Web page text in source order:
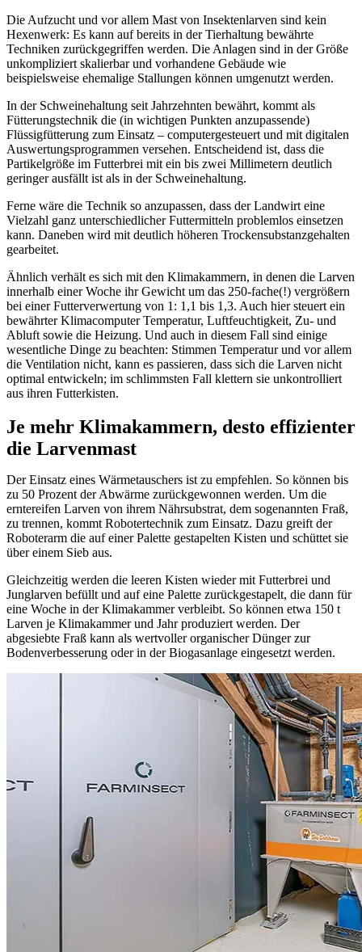
Die Aufzucht und vor allem Mast von Insektenlarven sind kein
Hexenwerk: Es kann auf bereits in der Tierhaltung bewährte
Techniken zurückgegriffen werden. Die Anlagen sind in der Größe
unkompliziert skalierbar und vorhandene Gebäude wie
beispielsweise ehemalige Stallungen können umgenutzt werden.
In der Schweinehaltung seit Jahrzehnten bewährt, kommt als
Fütterungstechnik die (in wichtigen Punkten anzupassende)
Flüssigfütterung zum Einsatz – computergesteuert und mit digitalen
Auswertungsprogrammen versehen. Entscheidend ist, dass die
Partikelgröße im Futterbrei mit ein bis zwei Millimetern deutlich
geringer ausfällt ist als in der Schweinehaltung.
Ferne wäre die Technik so anzupassen, dass der Landwirt eine
Vielzahl ganz unterschiedlicher Futtermitteln problemlos einsetzen
kann. Daneben wird mit deutlich höheren Trockensubstanzgehalten
gearbeitet.
Ähnlich verhält es sich mit den Klimakammern, in denen die Larven
innerhalb einer Woche ihr Gewicht um das 250-fache(!) vergrößern
bei einer Futterverwertung von 1: 1,1 bis 1,3. Auch hier steuert ein
bewährter Klimacomputer Temperatur, Luftfeuchtigkeit, Zu- und
Abluft sowie die Heizung. Und auch in diesem Fall sind einige
wesentliche Dinge zu beachten: Stimmen Temperatur und vor allem
die Ventilation nicht, kann es passieren, dass sich die Larven nicht
optimal entwickeln; im schlimmsten Fall klettern sie unkontrolliert
aus ihren Futterkisten.
Je mehr Klimakammern, desto effizienter
die Larvenmast
Der Einsatz eines Wärmetauschers ist zu empfehlen. So können bis
zu 50 Prozent der Abwärme zurückgewonnen werden. Um die
erntereifen Larven von ihrem Nährsubstrat, dem sogenannten Fraß,
zu trennen, kommt Robotertechnik zum Einsatz. Dazu greift der
Roboterarm die auf einer Palette gestapelten Kisten und schüttet sie
über einem Sieb aus.
Gleichzeitig werden die leeren Kisten wieder mit Futterbrei und
Junglarven befüllt und auf eine Palette zurückgestapelt, die dann für
eine Woche in der Klimakammer verbleibt. So können etwa 150 t
Larven je Klimakammer und Jahr produziert werden. Der
abgesiebte Fraß kann als wertvoller organischer Dünger zur
Bodenverbesserung oder in der Biogasanlage eingesetzt werden.